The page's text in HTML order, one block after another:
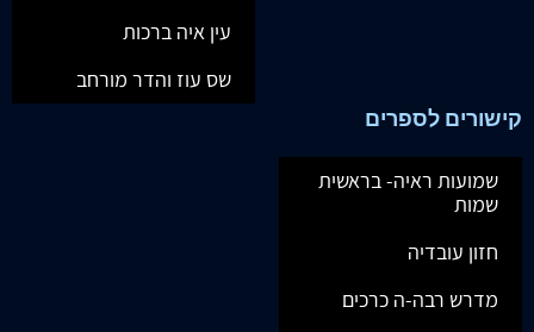
עין איה ברכות
שס עוז והדר מורחב
קישורים לספרים
שמועות ראיה- בראשית
שמות
חזון עובדיה
מדרש רבה-ה כרכים